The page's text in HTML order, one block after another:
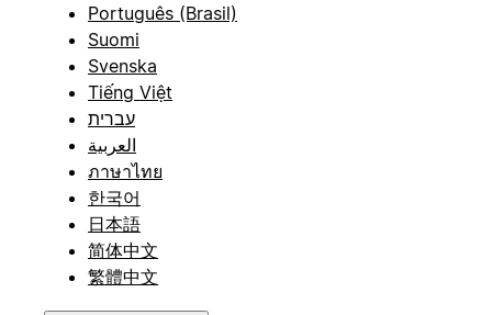
Português (Brasil)
Suomi
Svenska
Tiếng Việt
עברית
العربية
ภาษาไทย
한국어
日本語
简体中文
繁體中文